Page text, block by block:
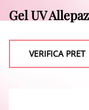
Gel UV
VERIFICA PRET